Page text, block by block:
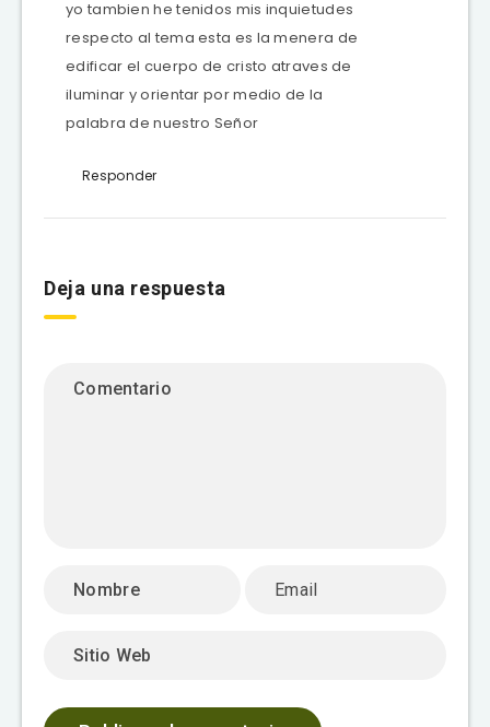
yo tambien he tenidos mis inquietudes
respecto al tema esta es la menera de
edificar el cuerpo de cristo atraves de
iluminar y orientar por medio de la
palabra de nuestro Señor
Responder
Deja una respuesta